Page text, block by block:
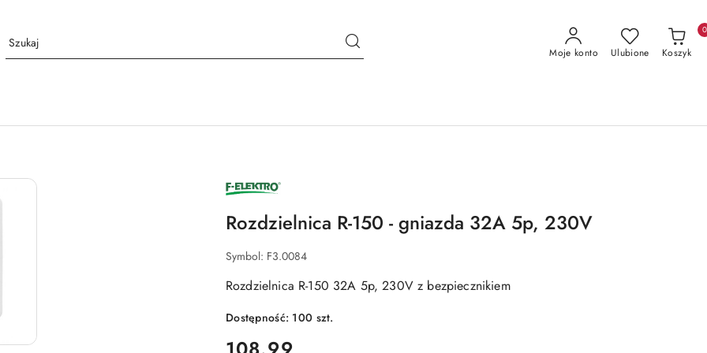
Moje konto Ulubione Koszyk
0
NAZWA
PRODUCENTA:
ELEKTRO
Rozdzielnica R-150 - gniazda 32A 5p, 230V
Symbol: F3.0084
Rozdzielnica R-150 32A 5p, 230V z bezpiecznikiem
Dostępność: 100 szt.